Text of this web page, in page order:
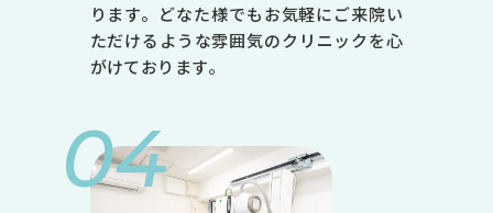
ります。どなた様でもお気軽にご来院い
ただけるような雰囲気のクリニックを心
がけております。
04